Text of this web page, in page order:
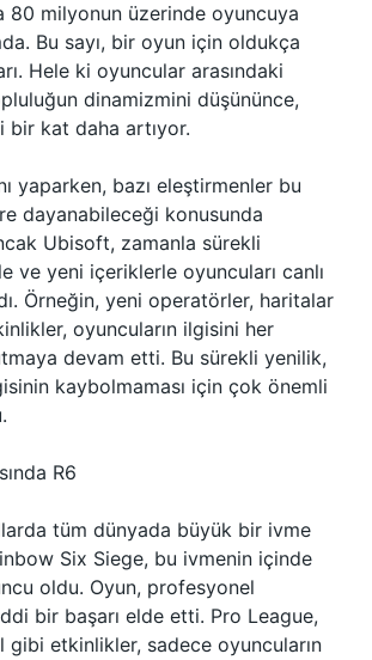
80 milyonun üzerinde oyuncuya
Bu sayı, bir oyun için oldukça
Hele ki oyuncular arasındaki
dinamizmini düşününce,
bir kat daha artıyor.
yaparken, bazı eleştirmenler bu
dayanabileceği konusunda
Ubisoft, zamanla sürekli
ve yeni içeriklerle oyuncuları canlı
Örneğin, yeni operatörler, haritalar
oyuncuların ilgisini her
devam etti. Bu sürekli yenilik,
kaybolmaması için çok önemli
R6
tüm dünyada büyük bir ivme
Six Siege, bu ivmenin içinde
oldu. Oyun, profesyonel
bir başarı elde etti. Pro League,
gibi etkinlikler, sadece oyuncuların